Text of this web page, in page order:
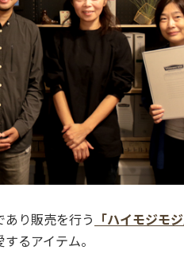
り販売を行う 「ハイモジモジ
るアイテム。